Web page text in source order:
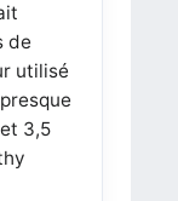
de
utilisé
3,5